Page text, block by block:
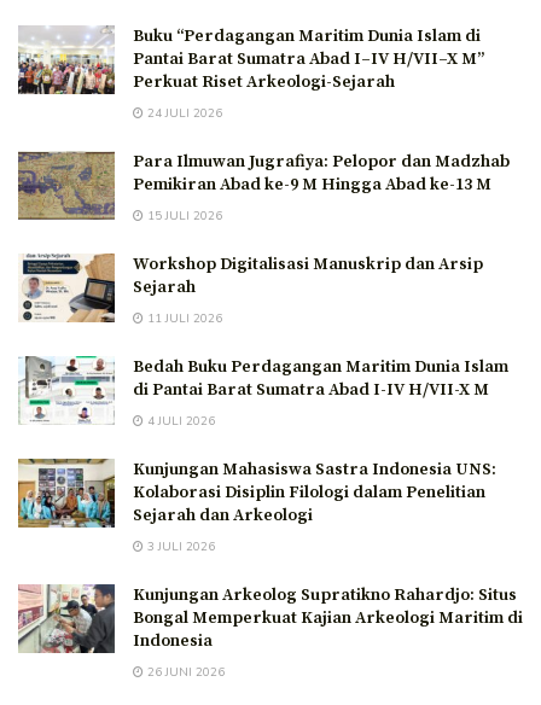
Buku “Perdagangan Maritim Dunia Islam di
Pantai Barat Sumatra Abad I–IV H/VII–X M”
Perkuat Riset Arkeologi-Sejarah
24 JULI 2026
Para Ilmuwan Jugrafiya: Pelopor dan Madzhab
Pemikiran Abad ke-9 M Hingga Abad ke-13 M
15 JULI 2026
Workshop Digitalisasi Manuskrip dan Arsip
Sejarah
11 JULI 2026
Bedah Buku Perdagangan Maritim Dunia Islam
di Pantai Barat Sumatra Abad I-IV H/VII-X M
4 JULI 2026
Kunjungan Mahasiswa Sastra Indonesia UNS:
Kolaborasi Disiplin Filologi dalam Penelitian
Sejarah dan Arkeologi
3 JULI 2026
Kunjungan Arkeolog Supratikno Rahardjo: Situs
Bongal Memperkuat Kajian Arkeologi Maritim di
Indonesia
26 JUNI 2026